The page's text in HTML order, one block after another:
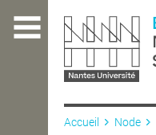
contenu
Accueil Node